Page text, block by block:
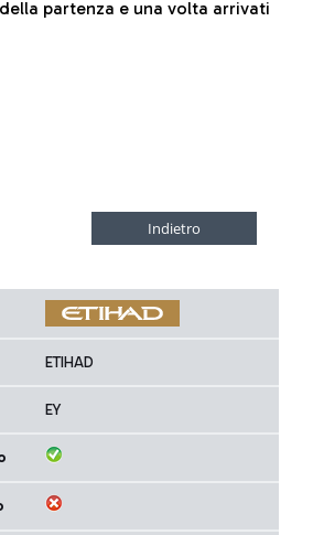
partenza e una volta arrivati
ETIHAD
EY